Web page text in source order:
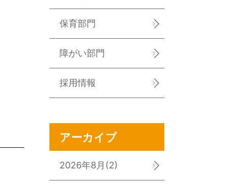
保育部門
障がい部門
採用情報
アーカイブ
2026年8月 (2)